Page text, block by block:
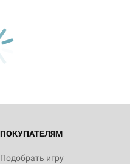
ПОКУПАТЕЛЯМ
Подобрать игру